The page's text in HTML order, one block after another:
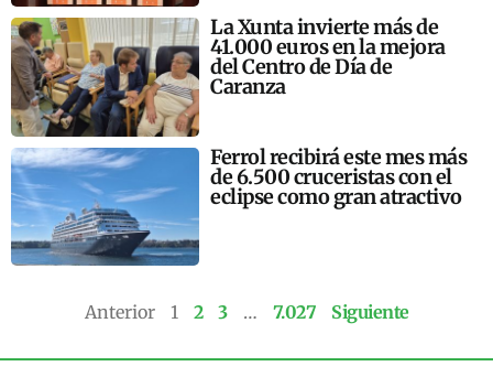
La Xunta invierte más de
41.000 euros en la mejora
del Centro de Día de
Caranza
Ferrol recibirá este mes más
de 6.500 cruceristas con el
eclipse como gran atractivo
Anterior 1 2 3 … 7.027 Siguiente